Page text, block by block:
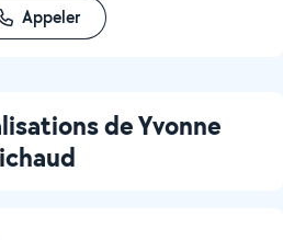
Appeler
de Yvonne